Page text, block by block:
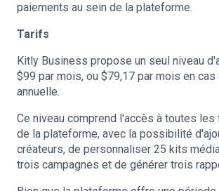
paiements au sein de la plateforme.
Tarifs
Kitly Business propose un seul niveau
$99 par mois, ou $79,17 par mois en
annuelle.
Ce niveau comprend l'accès à toutes
de la plateforme, avec la possibilité
créateurs, de personnaliser 25 kits
trois campagnes et de générer trois